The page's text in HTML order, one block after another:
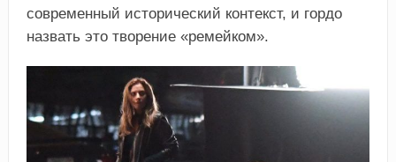
современный исторический контекст, и гордо
назвать это творение «ремейком».